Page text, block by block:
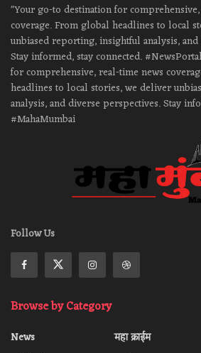
"Your go-to destination for
coverage. From global headlines to local
unbiased reporting, insightful analysis,
Stay informed, stay connected.
for comprehensive, real-time news
headlines to local stories, we deliver
analysis, and diverse perspectives. Stay
#MahaMumbai
Follow Us
Browse by Category
News
महा क्राईम